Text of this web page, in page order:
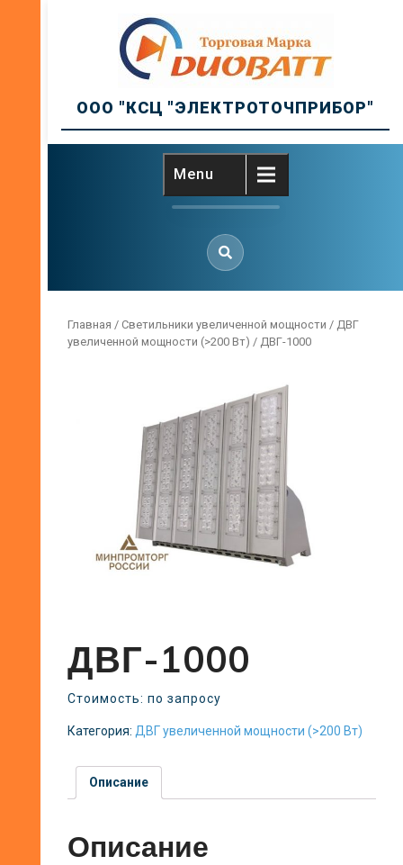
ООО "КСЦ "ЭЛЕКТРОТОЧПРИБОР"
Menu
Главная / Светильники увеличенной мощности / ДВГ
увеличенной мощности (>200 Вт) / ДВГ-1000
ДВГ-1000
Стоимость: по запросу
Категория: ДВГ увеличенной мощности (>200 Вт)
Описание
Описание